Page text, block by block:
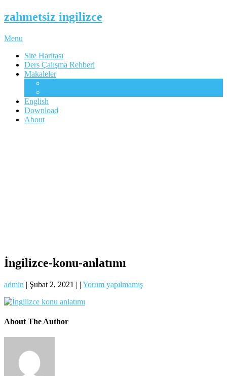
zahmetsiz ingilizce
Menu
Site Haritası
Ders Çalışma Rehberi
Makaleler
English
Download
About
İngilizce-konu-anlatımı
admin | Şubat 2, 2021 | | Yorum yapılmamış
About The Author